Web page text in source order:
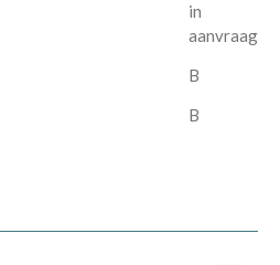
in
aanvraag
B
B